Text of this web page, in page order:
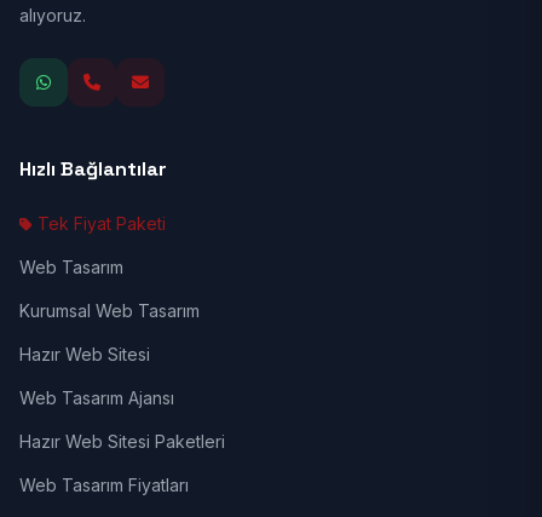
alıyoruz.
Hızlı Bağlantılar
Tek Fiyat Paketi
Web Tasarım
Kurumsal Web Tasarım
Hazır Web Sitesi
Web Tasarım Ajansı
Hazır Web Sitesi Paketleri
Web Tasarım Fiyatları